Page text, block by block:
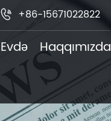
 +86-15671022822
Evdə Haqqımızda